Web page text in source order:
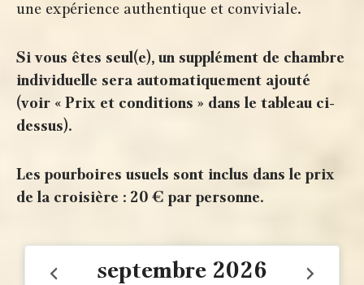
une expérience authentique et conviviale.
Si vous êtes seul(e), un supplément de chambre
individuelle sera automatiquement ajouté
(voir « Prix et conditions » dans le tableau ci-
dessus).
Les pourboires usuels sont inclus dans le prix
de la croisière : 20 € par personne.
septembre 2026